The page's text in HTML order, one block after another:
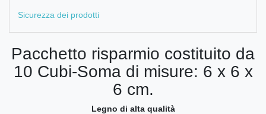
Sicurezza dei prodotti
Pacchetto risparmio costituito da
10 Cubi-Soma di misure: 6 x 6 x
6 cm.
Legno di alta qualità